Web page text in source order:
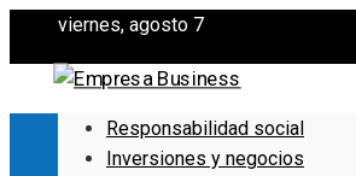
viernes, agosto 7
Responsabilidad social
Inversiones y negocios